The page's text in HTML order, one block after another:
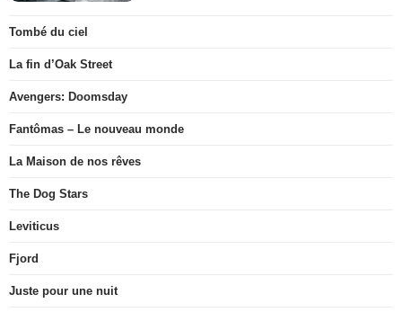
Tombé du ciel
La fin d’Oak Street
Avengers: Doomsday
Fantômas – Le nouveau monde
La Maison de nos rêves
The Dog Stars
Leviticus
Fjord
Juste pour une nuit